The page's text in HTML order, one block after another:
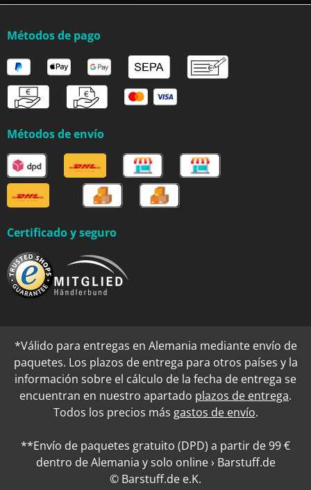
Métodos de pago
Métodos de envío
Certificado y seguro
*Válido para entregas en Alemania mediante envío de
paquetes. Los plazos de entrega para otros países y la
información sobre el cálculo de la fecha de entrega se
encuentran en nuestro apartado plazos de entrega.
Todos los precios más gastos de envío.
**Envío de paquetes gratuito (DPD) a partir de 99 €
dentro de Alemania y solo online › Barstuff.de
© Barstuff.de e.K.